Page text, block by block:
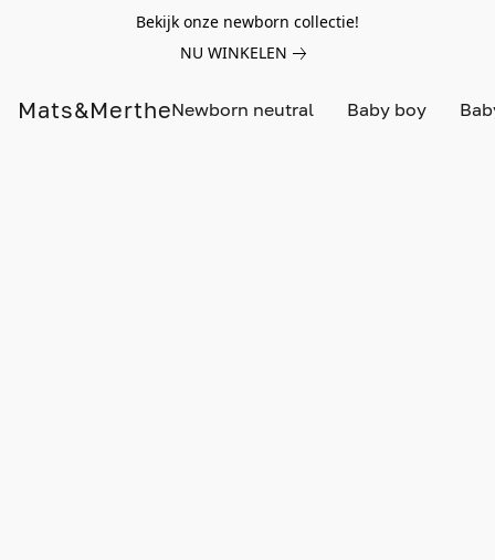
Bekijk onze newborn collectie!
NU WINKELEN
Mats&MertheNewborn neutral Baby boy